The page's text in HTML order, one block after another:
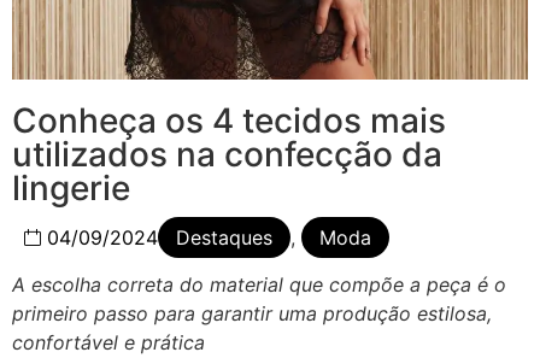
Conheça os 4 tecidos mais
utilizados na confecção da
lingerie
04/09/2024 Destaques ,
Moda
A escolha correta do material que compõe a peça é o
primeiro passo para garantir uma produção estilosa,
confortável e prática